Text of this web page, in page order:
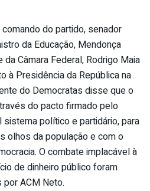
do partido, senador
da Educação, Mendonça
Câmara Federal, Rodrigo Maia
à Presidência da República na
do Democratas disse que o
do pacto firmado pelo
sistema político e partidário, para
olhos da população e com o
O combate implacável à
de dinheiro público foram
ACM Neto.